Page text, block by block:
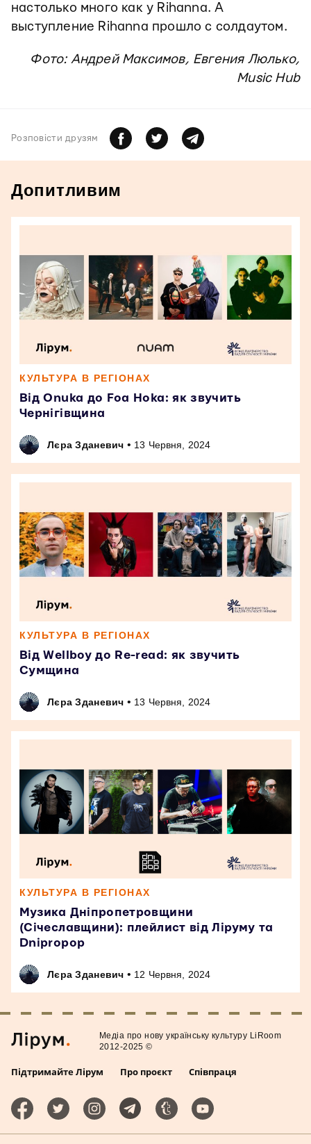
настолько много как у Rihanna. А
выступление Rihanna прошло с солдаутом.
Фото: Андрей Максимов, Евгения Люлько,
Music Hub
Розповiсти друзям
Допитливим
КУЛЬТУРА В РЕГІОНАХ
Від Onuka до Foa Hoka: як звучить
Чернігівщина
Лєра Зданевич • 13 Червня, 2024
КУЛЬТУРА В РЕГІОНАХ
Від Wellboy до Re-read: як звучить
Сумщина
Лєра Зданевич • 13 Червня, 2024
КУЛЬТУРА В РЕГІОНАХ
Музика Дніпропетровщини
(Січеславщини): плейлист від Ліруму та
Dnipropop
Лєра Зданевич • 12 Червня, 2024
Підтримайте Лірум Про проєкт Співпраця
Медiа про нову українську культуру LiRoom
2012-2025 ©